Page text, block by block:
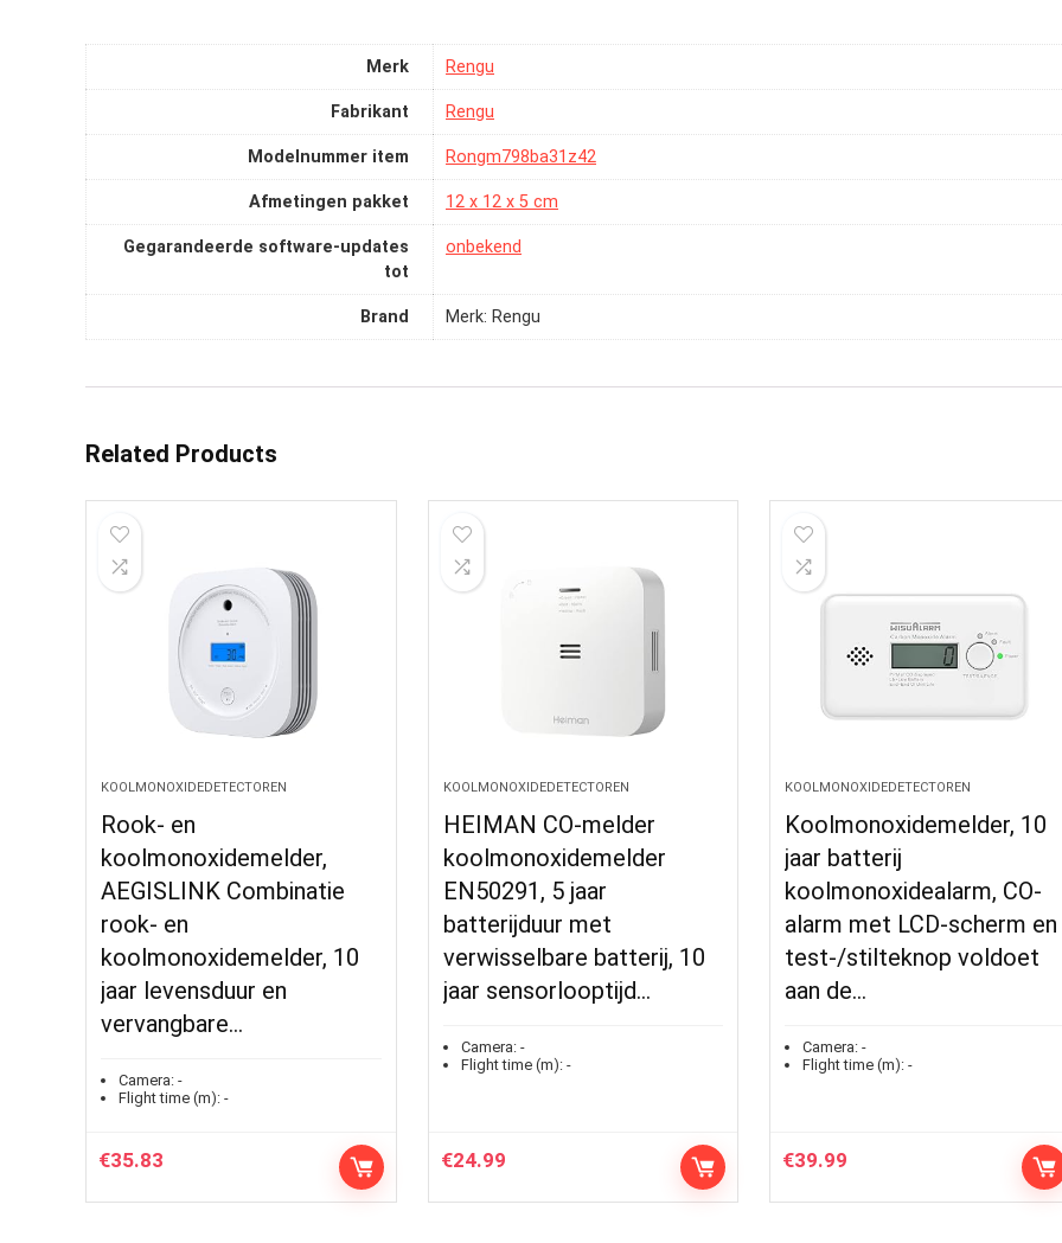
Merk ‎Rengu
Fabrikant ‎Rengu
Modelnummer item ‎Rongm798ba31z42
Afmetingen pakket ‎12 x 12 x 5 cm
Gegarandeerde software-updates
tot
‎onbekend
Brand Merk: Rengu
Related Products
KOOLMONOXIDEDETECTOREN
Rook- en
koolmonoxidemelder,
AEGISLINK Combinatie
rook- en
koolmonoxidemelder, 10
jaar levensduur en
vervangbare…
Camera: -
Flight time (m): -
€35.83
KOOLMONOXIDEDETECTOREN
HEIMAN CO-melder
koolmonoxidemelder
EN50291, 5 jaar
batterijduur met
verwisselbare batterij, 10
jaar sensorlooptijd…
Camera:-
Flight time (m):-
€24.99
KOOLMONOXIDEDETECTOREN
Koolmonoxidemelder, 10
jaar batterij
koolmonoxidealarm, CO-
alarm met LCD-scherm en
test-/stilteknop voldoet
aan de…
Camera: -
Flight time (m): -
€39.99